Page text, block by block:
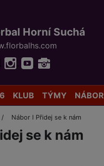
Horní Suchá
KLUB TÝMY NÁBOR
Nábor l Přidej se k nám
se k nám